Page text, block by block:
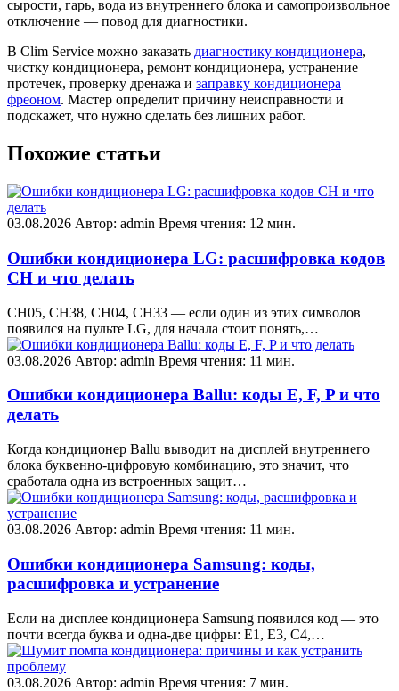
сырости, гарь, вода из внутреннего блока и самопроизвольное
отключение — повод для диагностики.
В Clim Service можно заказать диагностику кондиционера,
чистку кондиционера, ремонт кондиционера, устранение
протечек, проверку дренажа и заправку кондиционера
фреоном. Мастер определит причину неисправности и
подскажет, что нужно сделать без лишних работ.
Похожие статьи
03.08.2026 Автор: admin Время чтения: 12 мин.
Ошибки кондиционера LG: расшифровка кодов
CH и что делать
CH05, CH38, CH04, CH33 — если один из этих символов
появился на пульте LG, для начала стоит понять,…
03.08.2026 Автор: admin Время чтения: 11 мин.
Ошибки кондиционера Ballu: коды E, F, P и что
делать
Когда кондиционер Ballu выводит на дисплей внутреннего
блока буквенно-цифровую комбинацию, это значит, что
сработала одна из встроенных защит…
03.08.2026 Автор: admin Время чтения: 11 мин.
Ошибки кондиционера Samsung: коды,
расшифровка и устранение
Если на дисплее кондиционера Samsung появился код — это
почти всегда буква и одна-две цифры: E1, E3, C4,…
03.08.2026 Автор: admin Время чтения: 7 мин.